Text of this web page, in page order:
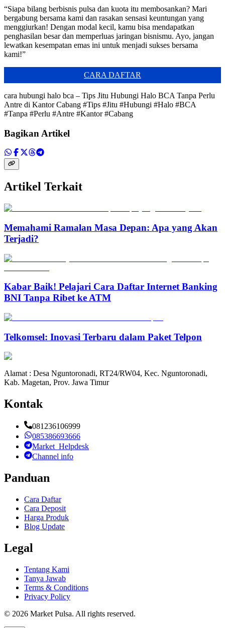
“Siapa bilang berbisnis pulsa dan kuota itu membosankan? Mari
bergabung bersama kami dan rasakan sensasi keuntungan yang
menggiurkan! Dengan modal kecil, kamu bisa mendapatkan
penghasilan besar dan memperluas jaringan bisnismu. Ayo, jangan
lewatkan kesempatan emas ini untuk menjadi sukses bersama
kami!”
CARA DAFTAR
cara hubungi halo bca – Tips Jitu Hubungi Halo BCA Tanpa Perlu
Antre di Kantor Cabang #Tips #Jitu #Hubungi #Halo #BCA
#Tanpa #Perlu #Antre #Kantor #Cabang
Bagikan Artikel
Artikel Terkait
Memahami Ramalan Masa Depan: Apa yang Akan
Terjadi?
Kabar Baik! Pelajari Cara Daftar Internet Banking
BNI Tanpa Ribet ke ATM
Telkomsel: Inovasi Terbaru dalam Paket Telpon
Alamat : Desa Nguntoronadi, RT24/RW04, Kec. Nguntoronadi,
Kab. Magetan, Prov. Jawa Timur
Kontak
081236106999
085386693666
Market_Helpdesk
Channel info
Panduan
Cara Daftar
Cara Deposit
Harga Produk
Blog Update
Legal
Tentang Kami
Tanya Jawab
Terms & Conditions
Privacy Policy
© 2026 Market Pulsa. All rights reserved.